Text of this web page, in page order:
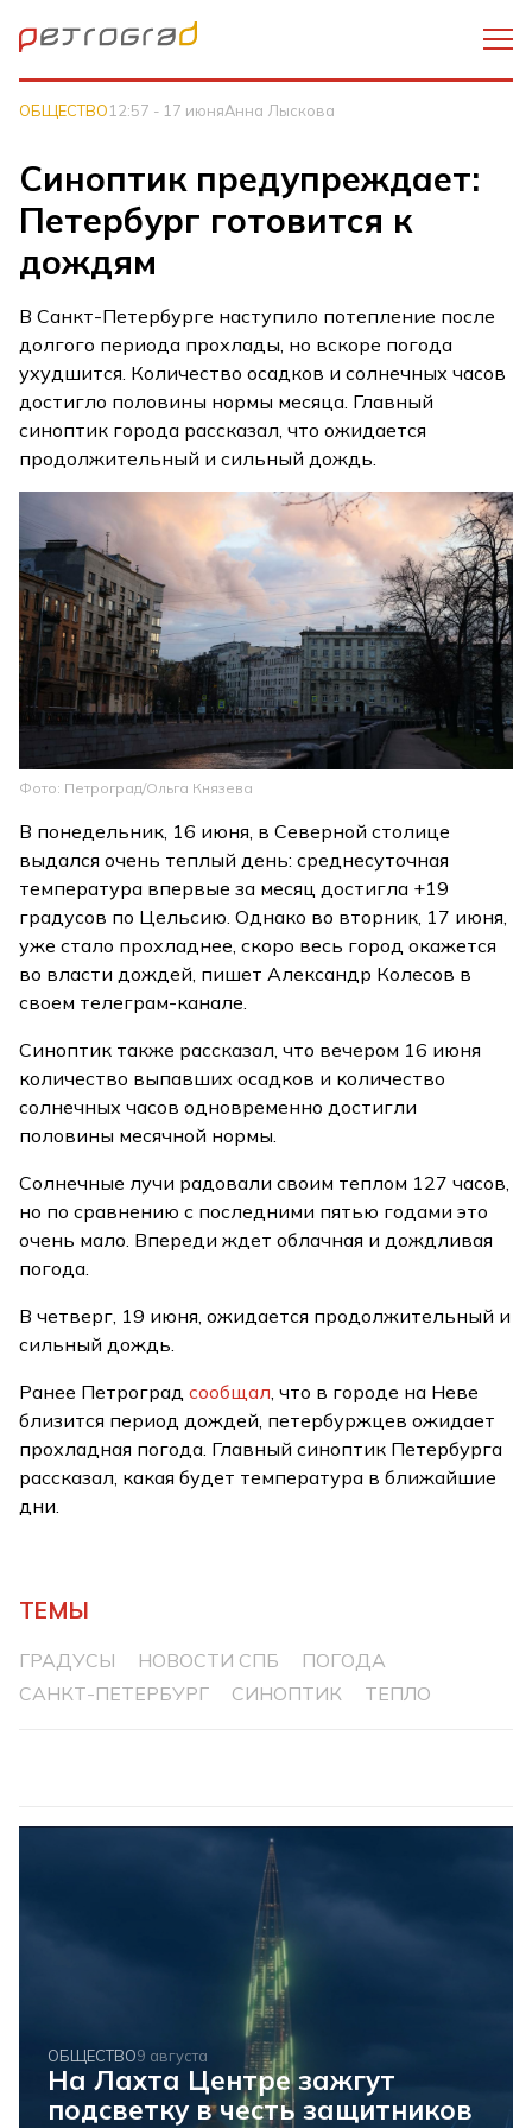
ОБЩЕСТВО12:57 - 17 июняАнна Лыскова
Синоптик предупреждает:
Петербург готовится к
дождям
В Санкт-Петербурге наступило потепление после
долгого периода прохлады, но вскоре погода
ухудшится. Количество осадков и солнечных часов
достигло половины нормы месяца. Главный
синоптик города рассказал, что ожидается
продолжительный и сильный дождь.
Фото: Петроград/Ольга Князева
В понедельник, 16 июня, в Северной столице
выдался очень теплый день: среднесуточная
температура впервые за месяц достигла +19
градусов по Цельсию. Однако во вторник, 17 июня,
уже стало прохладнее, скоро весь город окажется
во власти дождей, пишет Александр Колесов в
своем телеграм-канале.
Синоптик также рассказал, что вечером 16 июня
количество выпавших осадков и количество
солнечных часов одновременно достигли
половины месячной нормы.
Солнечные лучи радовали своим теплом 127 часов,
но по сравнению с последними пятью годами это
очень мало. Впереди ждет облачная и дождливая
погода.
В четверг, 19 июня, ожидается продолжительный и
сильный дождь.
Ранее Петроградсообщал , что в городе на Неве
близится период дождей, петербуржцев ожидает
прохладная погода. Главный синоптик Петербурга
рассказал, какая будет температура в ближайшие
дни.
ТЕМЫ
ГРАДУСЫ НОВОСТИ СПБ
ПОГОДА
САНКТ-ПЕТЕРБУРГ
СИНОПТИК ТЕПЛО
ОБЩЕСТВО9 августа
На Лахта Центре зажгут
подсветку в честь защитников